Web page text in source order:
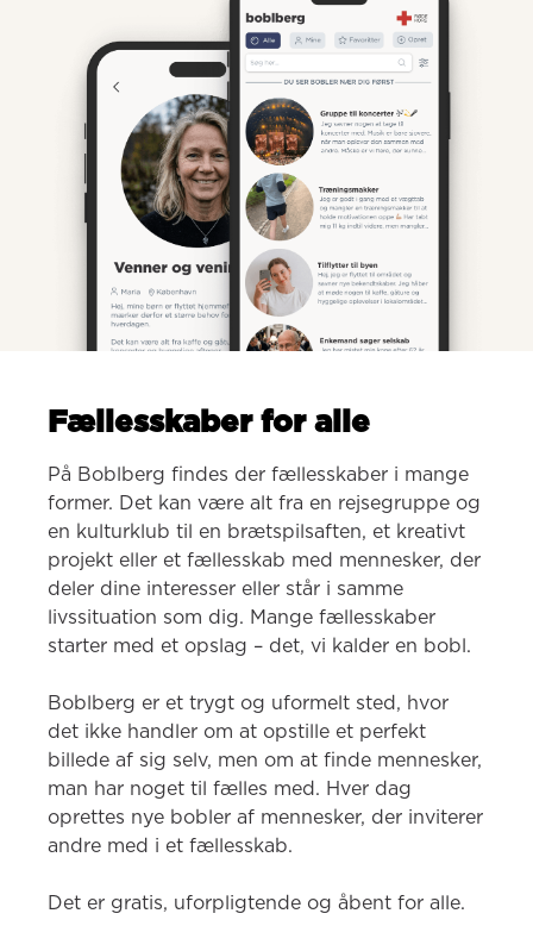
Fællesskaber for alle
På Boblberg findes der fællesskaber i mange
former. Det kan være alt fra en rejsegruppe og
en kulturklub til en brætspilsaften, et kreativt
projekt eller et fællesskab med mennesker, der
deler dine interesser eller står i samme
livssituation som dig. Mange fællesskaber
starter med et opslag – det, vi kalder en bobl.
Boblberg er et trygt og uformelt sted, hvor
det ikke handler om at opstille et perfekt
billede af sig selv, men om at finde mennesker,
man har noget til fælles med. Hver dag
oprettes nye bobler af mennesker, der inviterer
andre med i et fællesskab.
Det er gratis, uforpligtende og åbent for alle.